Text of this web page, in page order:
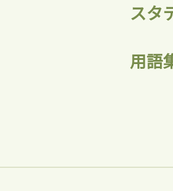
スタ
用語